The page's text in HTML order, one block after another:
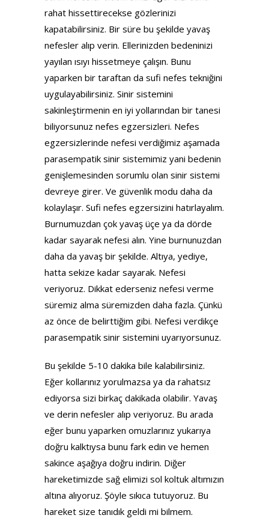
rahat hissettirecekse gözlerinizi
kapatabilirsiniz. Bir süre bu şekilde yavaş
nefesler alıp verin. Ellerinizden bedeninizi
yayılan ısıyı hissetmeye çalışın. Bunu
yaparken bir taraftan da sufi nefes tekniğini
uygulayabilirsiniz. Sinir sistemini
sakinleştirmenin en iyi yollarından bir tanesi
biliyorsunuz nefes egzersizleri. Nefes
egzersizlerinde nefesi verdiğimiz aşamada
parasempatik sinir sistemimiz yani bedenin
genişlemesinden sorumlu olan sinir sistemi
devreye girer. Ve güvenlik modu daha da
kolaylaşır. Sufi nefes egzersizini hatırlayalım.
Burnumuzdan çok yavaş üçe ya da dörde
kadar sayarak nefesi alın. Yine burnunuzdan
daha da yavaş bir şekilde. Altıya, yediye,
hatta sekize kadar sayarak. Nefesi
veriyoruz. Dikkat ederseniz nefesi verme
süremiz alma süremizden daha fazla. Çünkü
az önce de belirttiğim gibi. Nefesi verdikçe
parasempatik sinir sistemini uyarıyorsunuz.
Bu şekilde 5-10 dakika bile kalabilirsiniz.
Eğer kollarınız yorulmazsa ya da rahatsız
ediyorsa sizi birkaç dakikada olabilir. Yavaş
ve derin nefesler alıp veriyoruz. Bu arada
eğer bunu yaparken omuzlarınız yukarıya
doğru kalktıysa bunu fark edin ve hemen
sakince aşağıya doğru indirin. Diğer
hareketimizde sağ elimizi sol koltuk altımızın
altına alıyoruz. Şöyle sıkıca tutuyoruz. Bu
hareket size tanıdık geldi mi bilmem.